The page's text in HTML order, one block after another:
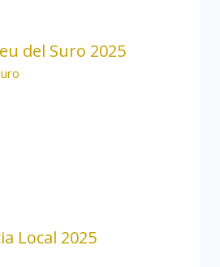
del Suro 2025
Local 2025